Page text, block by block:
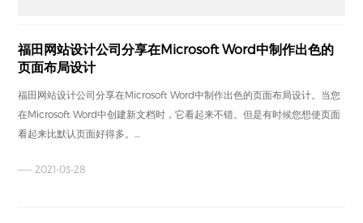
福田网站设计公司分享在Microsoft Word中制作出色的
页面布局设计
福田网站设计公司分享在Microsoft Word中制作出色的页面布局设计。当您
在Microsoft Word中创建新文档时，它看起来不错。但是有时候您想使页面
看起来比默认页面好得多。...
—— 2021-03-28